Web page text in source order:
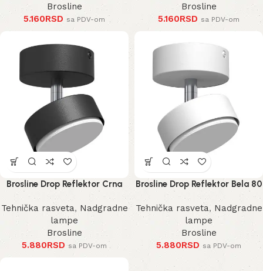
Brosline
5.160RSD sa PDV-om
Brosline
5.160RSD sa PDV-om
Brosline Drop Reflektor Crna
80 mm 100 mm
Tehnička rasveta, Nadgradne
lampe
Brosline
5.880RSD sa PDV-om
Brosline Drop Reflektor Bela 80
mm 100 mm
Tehnička rasveta, Nadgradne
lampe
Brosline
5.880RSD sa PDV-om